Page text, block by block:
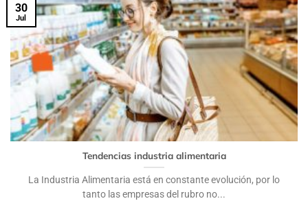
Tendencias industria alimentaria
La Industria Alimentaria está en constante evolución, por lo
tanto las empresas del rubro no...
30
Jul